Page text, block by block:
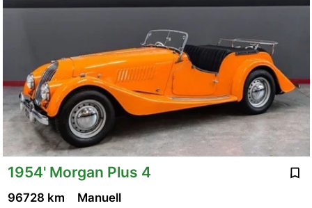
1954' Morgan Plus 4
96728 km Manuell